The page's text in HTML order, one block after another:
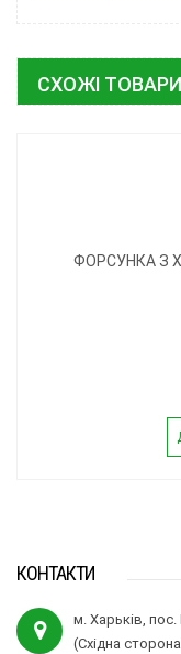
СХОЖІ ТОВАРИ
ФОРСУНКА З
КОНТАКТИ
м. Харьків,
(Східна